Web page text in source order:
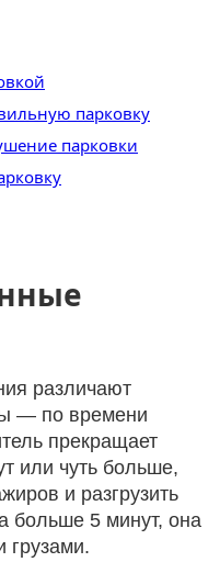
парковку
парковки
различают
— по времени
прекращает
или чуть больше,
и разгрузить
больше 5 минут, она
грузами.